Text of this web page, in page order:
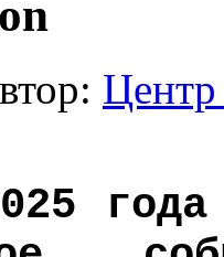
Центр
года